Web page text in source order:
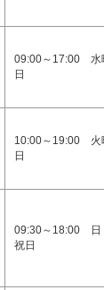
09:00～17:00 水
日
10:00～19:00 火
日
09:30～18:00 日
祝日